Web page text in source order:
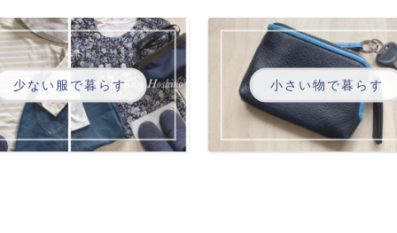
少ない服で暮らす 小さい物で暮らす